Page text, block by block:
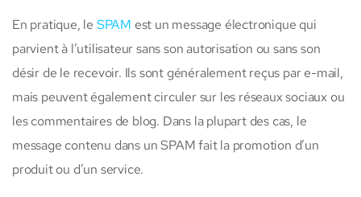
En pratique, le SPAM est un message électronique qui
parvient à l’utilisateur sans son autorisation ou sans son
désir de le recevoir. Ils sont généralement reçus par e-mail,
mais peuvent également circuler sur les réseaux sociaux ou
les commentaires de blog. Dans la plupart des cas, le
message contenu dans un SPAM fait la promotion d’un
produit ou d’un service.